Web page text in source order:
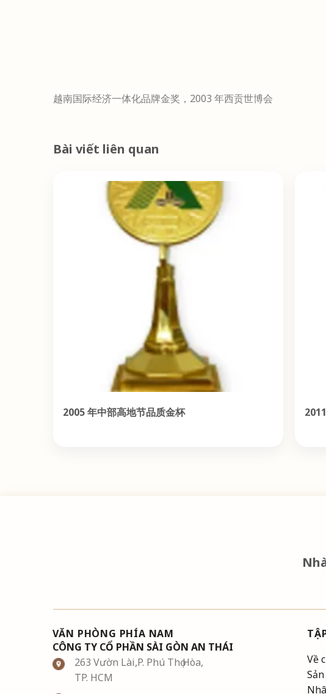
越南国际经济一体化品牌金奖，2003 年西贡世博会
Bài viết liên quan
2005 年中部高地节品质金杯
VĂN PHÒNG PHÍA NAM
CÔNG TY CỔ PHẦN SÀI GÒN AN THÁI
263 Vườn Lài,P. Phú Thọ Hòa,
TP. HCM
Về